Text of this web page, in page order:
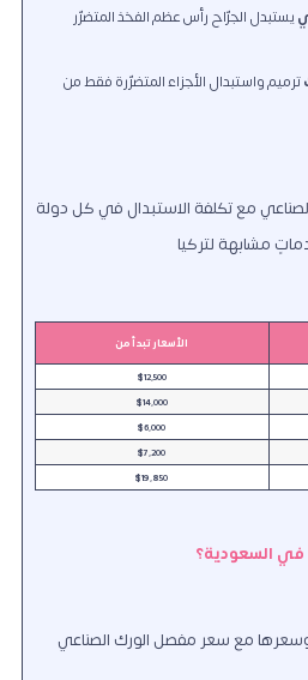
يستبدل الجرّاح رأس عظم الفخذ المتضرّر
ترميم واستبدال الأجزاء المتضرّرة فقط من
مع تكلفة الاستبدال في كل دولة
مشابهة لتركيا
الأسعار تبدأ من
$12,500
$14,000
$6,000
$7,200
$19,850
السعودية؟
وسعرها مع سعر مفصل الورك الصناعي